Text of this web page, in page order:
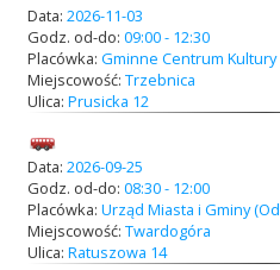
Data: 2026-11-03
Godz. od-do: 09:00 - 12:30
Placówka: Gminne Centrum Kultury
Miejscowość: Trzebnica
Ulica: Prusicka 12
Data: 2026-09-25
Godz. od-do: 08:30 - 12:00
Placówka: Urząd Miasta i Gminy
Miejscowość: Twardogóra
Ulica: Ratuszowa 14